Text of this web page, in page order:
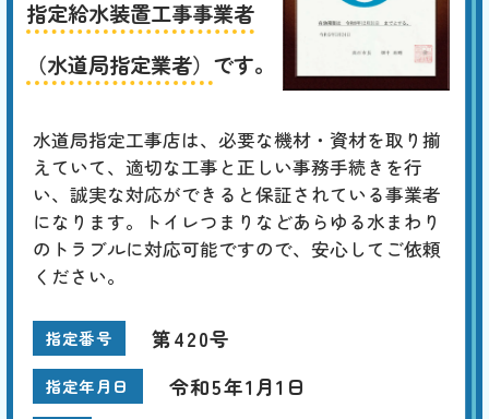
指定給水装置工事事業者
（水道局指定業者） です。
水道局指定工事店は、必要な機材・資材を取り揃
えていて、適切な工事と正しい事務手続きを行
い、誠実な対応ができると保証されている事業者
になります。トイレつまりなどあらゆる水まわり
のトラブルに対応可能ですので、安心してご依頼
ください。
指定番号 第420号
指定年月日 令和5年1月1日